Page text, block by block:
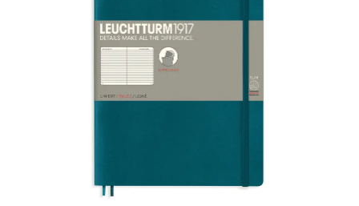
Indexflikar och Frixion clicker
Stabilo Point 88/32 Mellanblå